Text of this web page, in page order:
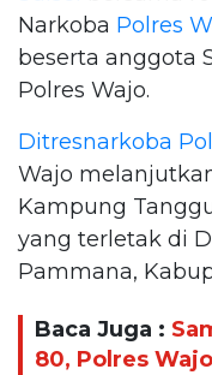
Narkoba Polres
beserta anggota
Polres Wajo.
Ditresnarkoba
Wajo
Kampung
yang terletak di
Pammana,
Baca Juga :
80, Polres